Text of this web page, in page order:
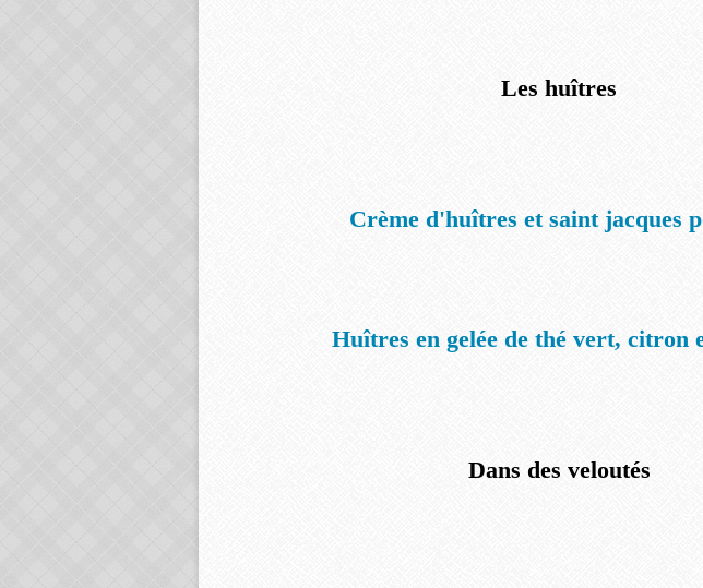
Les huîtres
Crème d'huîtres et saint jacques
Huîtres en gelée de thé vert, citron
Dans des veloutés